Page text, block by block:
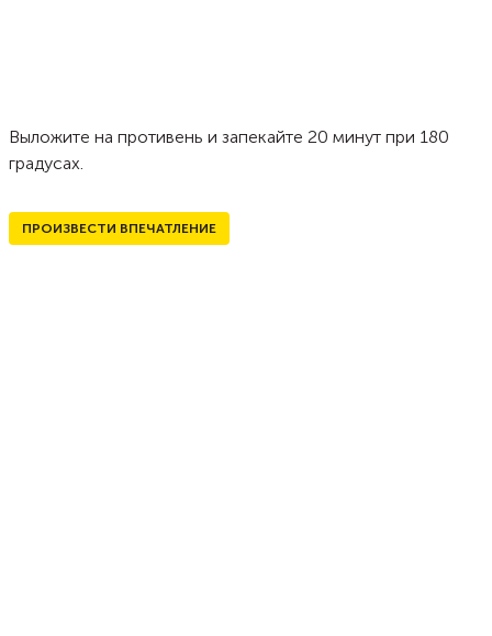
Выложите на противень и запекайте 20 минут при 180
градусах.
ПРОИЗВЕСТИ ВПЕЧАТЛЕНИЕ